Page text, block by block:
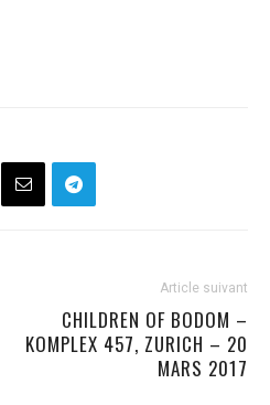
Article suivant
CHILDREN OF BODOM –
KOMPLEX 457, ZURICH – 20
MARS 2017